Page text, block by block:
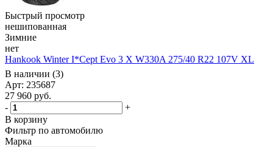
Быстрый просмотр
нешипованная
Зимние
нет
Hankook Winter I*Cept Evo 3 X W330A 275/40 R22 107V XL
В наличии (3)
Арт: 235687
27 960 руб.
-
+
В корзину
Фильтр по автомобилю
Марка